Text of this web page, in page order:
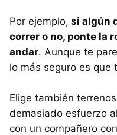
Por ejemplo, si algún
correr o no, ponte la
andar. Aunque te
lo más seguro es que
Elige también
demasiado esfuerzo
con un compañero